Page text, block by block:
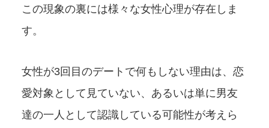
この現象の裏には様々な女性心理が存在しま
す。
女性が3回目のデートで何もしない理由は、恋
愛対象として見ていない、あるいは単に男友
達の一人として認識している可能性が考えら